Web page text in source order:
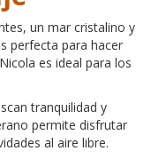
un mar cristalino y
perfecta para hacer
es ideal para los
tranquilidad y
permite disfrutar
al aire libre.